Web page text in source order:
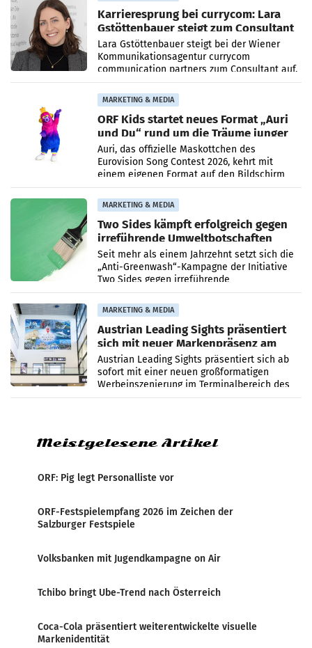
Karrieresprung bei currycom: Lara
Gstöttenbauer steigt zum Consultant
auf
Lara Gstöttenbauer steigt bei der Wiener
Kommunikationsagentur currycom
communication partners zum Consultant auf.
Die 27-jährige Beraterin betreut Kundinnen
und Kunden in den Bereichen
MARKETING & MEDIA
ORF Kids startet neues Format „Auri
und Du“ rund um die Träume junger
Menschen
Auri, das offizielle Maskottchen des
Eurovision Song Contest 2026, kehrt mit
einem eigenen Format auf den Bildschirm
zurück. In der neuen Sendung „Auri und Du“
bei ORF Kids steht
MARKETING & MEDIA
Two Sides kämpft erfolgreich gegen
irreführende Umweltbotschaften
beim Papiereinsatz
Seit mehr als einem Jahrzehnt setzt sich die
„Anti-Greenwash“-Kampagne der Initiative
Two Sides gegen irreführende
Umweltaussagen bei Papierkommunikation
und papierbasierten Verpackungen
MARKETING & MEDIA
Austrian Leading Sights präsentiert
sich mit neuer Markenpräsenz am
Flughafen Wien
Austrian Leading Sights präsentiert sich ab
sofort mit einer neuen großformatigen
Werbeinszenierung im Terminalbereich des
Flughafen Wien. Die Präsenz befindet sich im
Meistgelesene Artikel
ORF: Pig legt Personalliste vor
ORF-Festspielempfang 2026 im Zeichen der
Salzburger Festspiele
Volksbanken mit Jugendkampagne on Air
Tchibo bringt Ube-Trend nach Österreich
Coca-Cola präsentiert weiterentwickelte visuelle
Markenidentität